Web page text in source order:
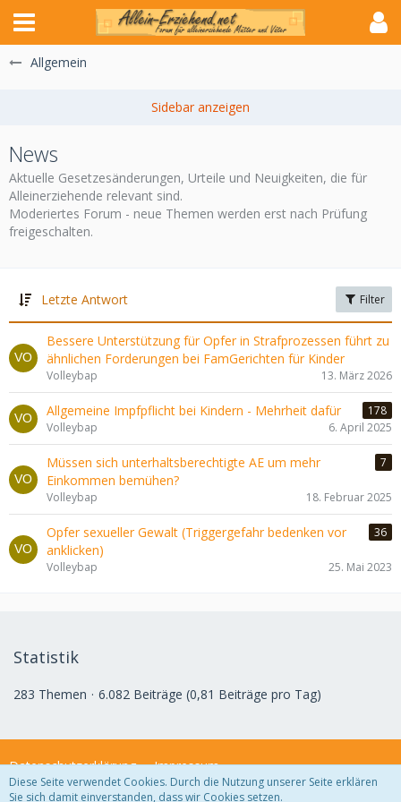
Allgemein
News
Aktuelle Gesetzesänderungen, Urteile und Neuigkeiten, die für
Alleinerziehende relevant sind.
Moderiertes Forum - neue Themen werden erst nach Prüfung
freigeschalten.
Letzte Antwort Filter
Bessere Unterstützung für Opfer in Strafprozessen führt zu
ähnlichen Forderungen bei FamGerichten für Kinder
Volleybap 13. März 2026
Allgemeine Impfpflicht bei Kindern - Mehrheit dafür
178
Volleybap
6. April 2025
Müssen sich unterhaltsberechtigte AE um mehr
Einkommen bemühen?
7
Volleybap 18. Februar 2025
Opfer sexueller Gewalt (Triggergefahr bedenken vor
anklicken)
36
Volleybap 25. Mai 2023
Statistik
283 Themen 6.082 Beiträge (0,81 Beiträge pro Tag)
Datenschutzerklärung Impressum
Diese Seite verwendet Cookies. Durch die Nutzung unserer Seite erklären
Sie sich damit einverstanden, dass wir Cookies setzen.